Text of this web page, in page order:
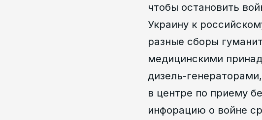
чтобы остановить
Украину к
разные сборы
медицинскими
дизель-
в центре по приему
инфорацию о войне